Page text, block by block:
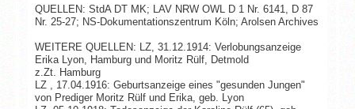
QUELLEN: StdA DT MK; LAV NRW OWL D 1 Nr. 6141, D 87
Nr. 25-27; NS-Dokumentationszentrum Köln; Arolsen Archives
WEITERE QUELLEN: LZ, 31.12.1914: Verlobungsanzeige
Erika Lyon, Hamburg und Moritz Rülf, Detmold
z.Zt. Hamburg
LZ , 17.04.1916: Geburtsanzeige eines "gesunden Jungen"
von Prediger Moritz Rülf und Erika, geb. Lyon